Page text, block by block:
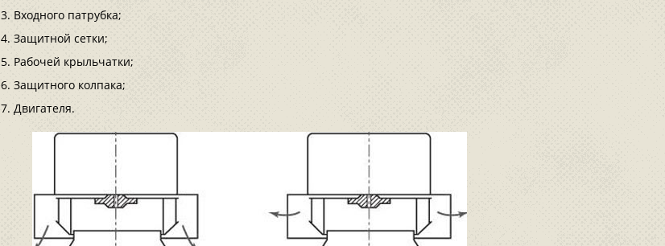
Входного патрубка;
Защитной сетки;
Рабочей крыльчатки;
Защитного колпака;
Двигателя.